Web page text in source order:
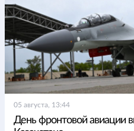
05 августа, 13:44
День фронтовой авиации